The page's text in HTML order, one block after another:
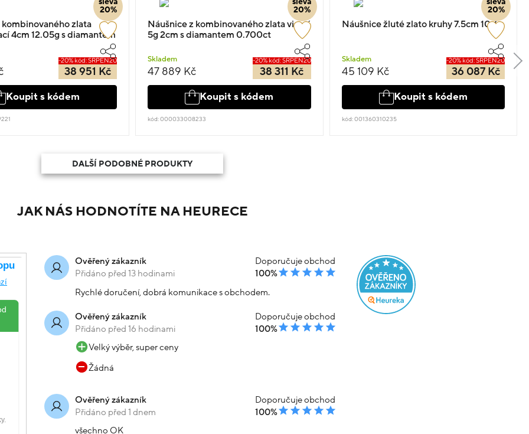
20%
zlata
4cm 12.05g s diamantem
-20% kód: SRPEN20
38 951 Kč
Koupit s kódem
20%
Náušnice z kombinovaného zlata visací
5g 2cm s diamantem 0.700ct
Skladem
47 889 Kč
-20% kód: SRPEN20
38 311 Kč
Koupit s kódem
kód: 000033008233
20%
Náušnice žluté zlato kruhy 7.5cm 10.6g
Skladem
45 109 Kč
-20% kód: SRPEN20
36 087 Kč
Koupit s kódem
kód: 001360310235
DALŠÍ PODOBNÉ PRODUKTY
JAK NÁS HODNOTÍTE NA HEURECE
Ověřený zákazník
Přidáno před 13 hodinami
Doporučuje obchod
100%
Rychlé doručení, dobrá komunikace s obchodem.
Ověřený zákazník
Přidáno před 16 hodinami
Doporučuje obchod
100%
Velký výběr, super ceny
Žádná
Ověřený zákazník
Přidáno před 1 dnem
Doporučuje obchod
100%
všechno OK